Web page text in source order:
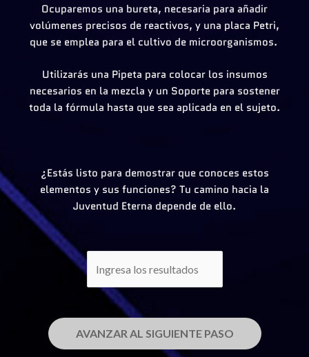
Ocuparemos una bureta, necesaria para añadir
volúmenes precisos de reactivos, y una placa Petri,
que se emplea para el cultivo de microorganismos.
Utilizarás una Pipeta para colocar los insumos
necesarios en la mezcla y un Soporte para sostener
toda la fórmula hasta que sea aplicada en el sujeto.
¿Estás listo para demostrar que conoces estos
elementos y sus funciones? Tu camino hacia la
Juventud Eterna depende de ello.
AVANZAR AL SIGUIENTE PASO